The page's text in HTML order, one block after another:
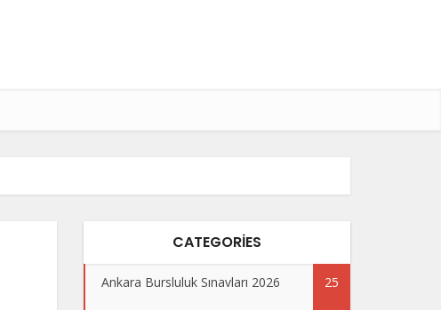
CATEGORIES
Ankara Bursluluk Sınavları 2026 25